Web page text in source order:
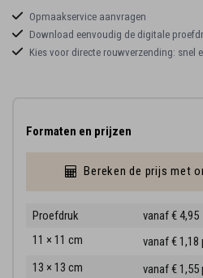
Opmaakservice aanvragen
Download eenvoudig de digitale
Kies voor directe rouwverzending: snel
Formaten en prijzen
Bereken de prijs met
Proefdruk
vanaf € 4,95
11 × 11 cm
vanaf € 1,18
13 × 13 cm
vanaf € 1,55